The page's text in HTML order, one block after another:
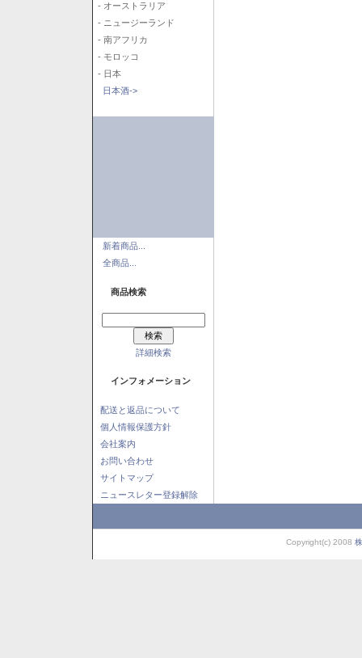
- オーストラリア
- ニュージーランド
- 南アフリカ
- モロッコ
- 日本
日本酒->
新着商品...
全商品...
商品検索
詳細検索
インフォメーション
配送と返品について
個人情報保護方針
会社案内
お問い合わせ
サイトマップ
ニュースレター登録解除
Copyright(c) 2008